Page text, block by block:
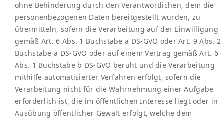
ohne Behinderung durch den Verantwortlichen, dem die
personenbezogenen Daten bereitgestellt wurden, zu
übermitteln, sofern die Verarbeitung auf der Einwilligung
gemäß Art. 6 Abs. 1 Buchstabe a DS-GVO oder Art. 9 Abs. 2
Buchstabe a DS-GVO oder auf einem Vertrag gemäß Art. 6
Abs. 1 Buchstabe b DS-GVO beruht und die Verarbeitung
mithilfe automatisierter Verfahren erfolgt, sofern die
Verarbeitung nicht für die Wahrnehmung einer Aufgabe
erforderlich ist, die im öffentlichen Interesse liegt oder in
Ausübung öffentlicher Gewalt erfolgt, welche dem